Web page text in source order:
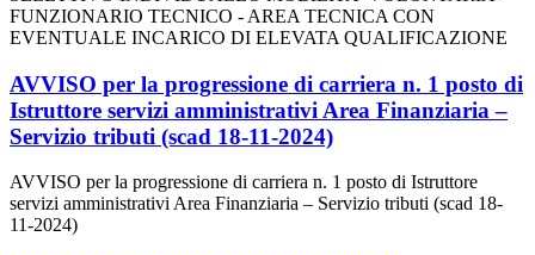
FUNZIONARIO TECNICO - AREA TECNICA CON
EVENTUALE INCARICO DI ELEVATA QUALIFICAZIONE
AVVISO per la progressione di carriera n. 1 posto di
Istruttore servizi amministrativi Area Finanziaria –
Servizio tributi (scad 18-11-2024)
AVVISO per la progressione di carriera n. 1 posto di Istruttore
servizi amministrativi Area Finanziaria – Servizio tributi (scad 18-
11-2024)